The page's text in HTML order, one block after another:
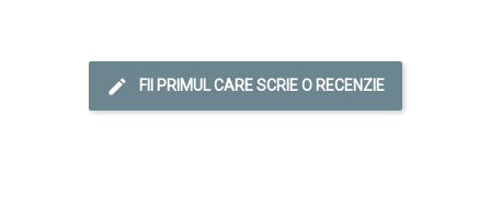
FII PRIMUL CARE SCRIE O RECENZIE